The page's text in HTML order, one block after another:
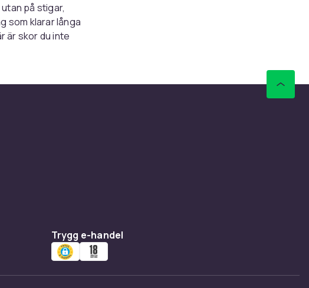
på stigar,
som klarar långa
är skor du inte
mår bra när du
inte vara
Det viktiga är
tid
Trygg e-handel